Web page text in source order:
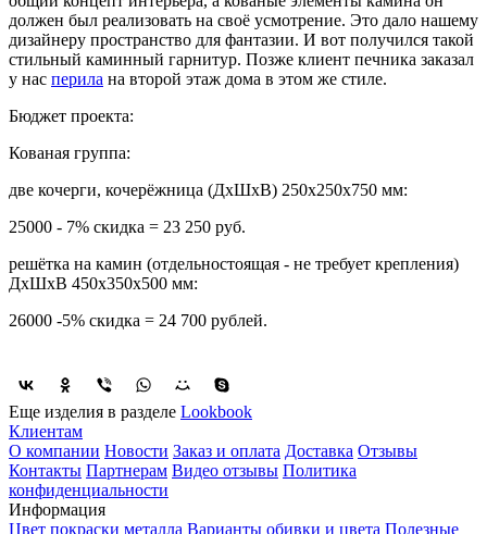
должен был реализовать на своё усмотрение. Это дало нашему
дизайнеру пространство для фантазии. И вот получился такой
стильный каминный гарнитур. Позже клиент печника заказал
у нас перила на второй этаж дома в этом же стиле.
Бюджет проекта:
Кованая группа:
две кочерги, кочерёжница (ДхШхВ) 250х250х750 мм:
25000 - 7% скидка = 23 250 руб.
решётка на камин (отдельностоящая - не требует крепления)
ДхШхВ 450х350х500 мм:
26000 -5% скидка = 24 700 рублей.
Еще изделия в разделе Lookbook
Клиентам
О компании Новости Заказ и оплата Доставка Отзывы
Контакты Партнерам Видео отзывы Политика
конфиденциальности
Информация
Цвет покраски металла Варианты обивки и цвета Полезные